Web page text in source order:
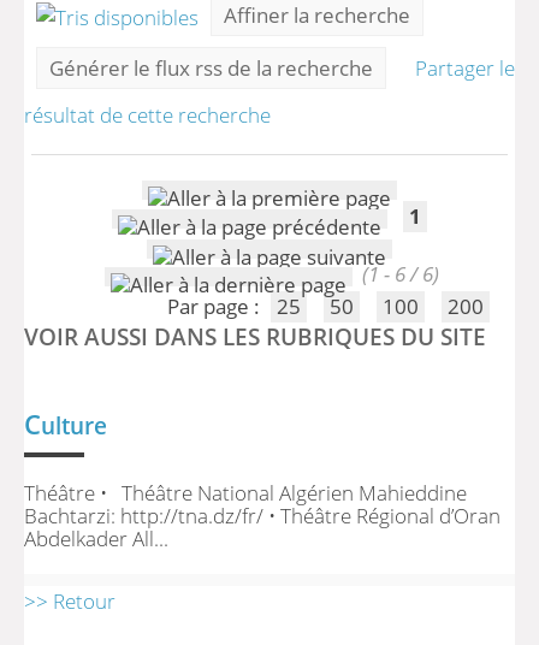
Affiner la recherche
Générer le flux rss de la recherche
Partager le
résultat de cette recherche
1
(1 - 6 / 6)
Par page :
25 50 100 200
VOIR AUSSI DANS LES RUBRIQUES DU SITE
Culture
Théâtre • Théâtre National Algérien Mahieddine
Bachtarzi: http://tna.dz/fr/ • Théâtre Régional d’Oran
Abdelkader All...
>> Retour